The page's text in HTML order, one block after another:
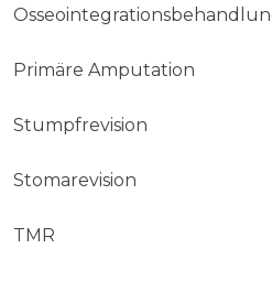
Primäre Amputation
Stumpfrevision
Stomarevision
TMR